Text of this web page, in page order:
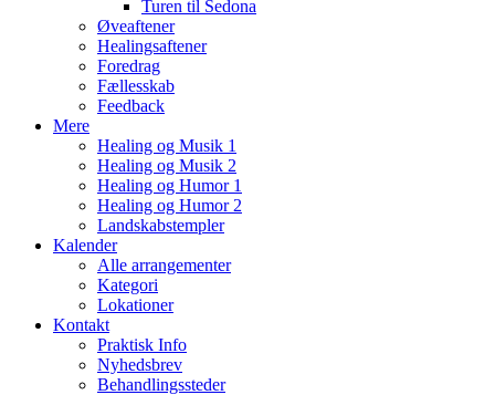
Turen til Sedona
Øveaftener
Healingsaftener
Foredrag
Fællesskab
Feedback
Mere
Healing og Musik 1
Healing og Musik 2
Healing og Humor 1
Healing og Humor 2
Landskabstempler
Kalender
Alle arrangementer
Kategori
Lokationer
Kontakt
Praktisk Info
Nyhedsbrev
Behandlingssteder